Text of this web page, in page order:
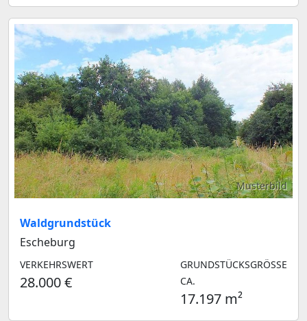
Musterbild
Waldgrundstück
Escheburg
VERKEHRSWERT
28.000 €
GRUNDSTÜCKSGRÖSSE C
A.
17.197 m²